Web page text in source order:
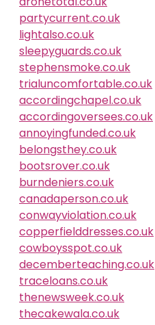
partycurrent.co.uk
lightalso.co.uk
sleepyguards.co.uk
stephensmoke.co.uk
trialuncomfortable.co.uk
accordingchapel.co.uk
accordingoversees.co.uk
annoyingfunded.co.uk
belongsthey.co.uk
bootsrover.co.uk
burndeniers.co.uk
canadaperson.co.uk
conwayviolation.co.uk
copperfielddresses.co.uk
cowboysspot.co.uk
decemberteaching.co.uk
traceloans.co.uk
thenewsweek.co.uk
thecakewala.co.uk